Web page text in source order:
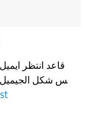
قاعد انتظر
س شكل الجيميل و